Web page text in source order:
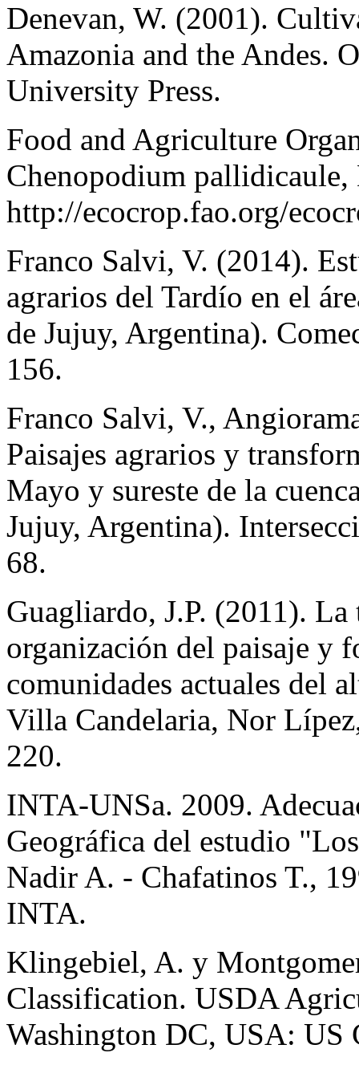
Denevan, W. (2001).
Amazonia and the Andes.
University Press.
Food and Agriculture
Chenopodium pallidicaule,
http://ecocrop.fao.org/
Franco Salvi, V. (2014).
agrarios del Tardío en el
de Jujuy, Argentina).
156.
Franco Salvi, V.,
Paisajes agrarios y
Mayo y sureste de la
Jujuy, Argentina).
68.
Guagliardo, J.P. (2011).
organización del paisaje y
comunidades actuales del
Villa Candelaria, Nor
220.
INTA-UNSa. 2009.
Geográfica del estudio
Nadir A. - Chafatinos T.,
INTA.
Klingebiel, A. y
Classification. USDA
Washington DC, USA: